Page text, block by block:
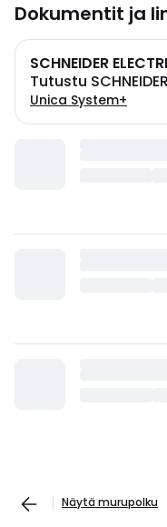
Dokumentit ja
SCHNEIDER
Tutustu
Unica System+
Näytä murupolku